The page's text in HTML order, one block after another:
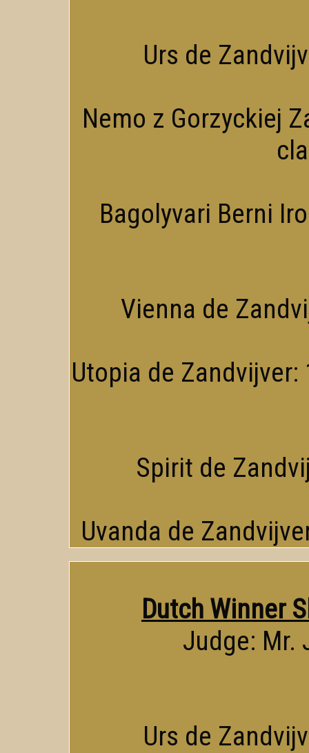
Urs de
Nemo z Gorzyckiej
Bagolyvari Berni
Vienna de
Utopia de
Spirit de
Uvanda de
Dutch Winner
Judge: Mr.
Urs de